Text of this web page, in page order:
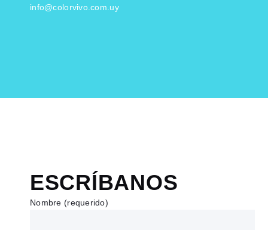
info@colorvivo.com.uy
ESCRÍBANOS
Nombre (requerido)